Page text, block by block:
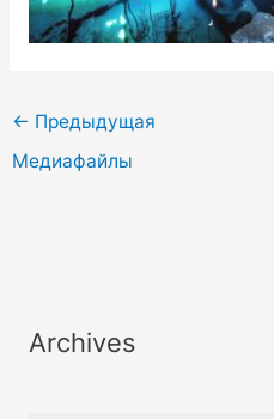
← Предыдущая
Медиафайлы
Archives